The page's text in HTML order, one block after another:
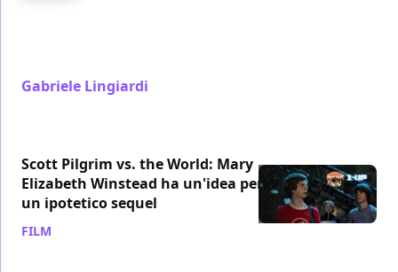
Gabriele Lingiardi
Scott Pilgrim vs. the World: Mary
Elizabeth Winstead ha un'idea per
un ipotetico sequel
FILM